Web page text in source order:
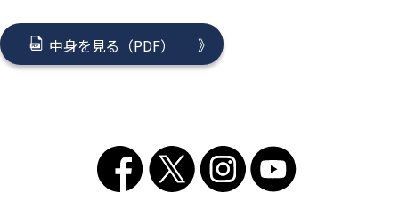
中身を見る（PDF）